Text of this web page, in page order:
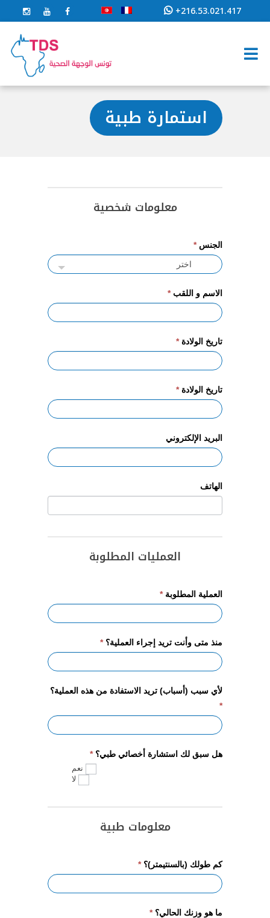
+216.53.021.417
استمارة طبية
معلومات شخصية
الجنس*
الاسم و اللقب*
تاريخ الولادة*
تاريخ الولادة*
البريد الإلكتروني
الهاتف
العمليات المطلوبة
العملية المطلوبة*
منذ متى وأنت تريد إجراء العملية؟*
لأي سبب (أسباب) تريد الاستفادة من هذه العملية؟
*
هل سبق لك استشارة أخصائي طبي؟*
نعم
لا
معلومات طبية
كم طولك (بالسنتيمتر)؟*
ما هو وزنك الحالي؟*